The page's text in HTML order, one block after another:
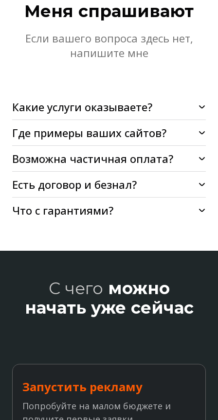
Меня спрашивают
Если вашего вопроса здесь нет,
напишите мне
Какие услуги оказываете?
Где примеры ваших сайтов?
Возможна частичная оплата?
Есть договор и безнал?
Что с гарантиями?
С чего можно
начать уже сейчас
Запустить рекламу
Попробуйте на малом бюджете и